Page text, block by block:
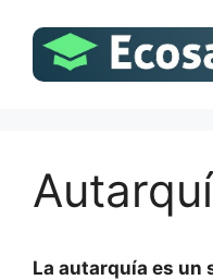
contenido
La autarquía es un